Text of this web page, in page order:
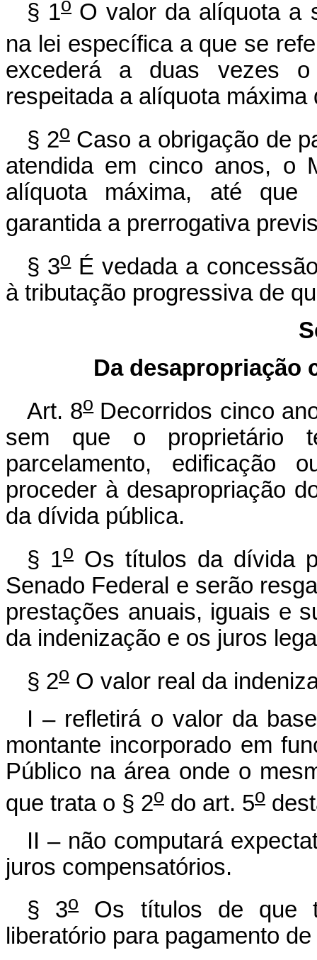
§ 1o O valor da alíquota a
na lei específica a que se
excederá a duas vezes
respeitada a alíquota
§ 2o Caso a obrigação de
atendida em cinco anos, o
alíquota máxima, até que
garantida a prerrogativa
§ 3o É vedada a
à tributação progressiva de
Da desapropriação
Art. 8o Decorridos cinco
sem que o proprietário
parcelamento, edificação
proceder à desapropriação
da dívida pública.
§ 1o Os títulos da dívida
Senado Federal e serão
prestações anuais, iguais e
da indenização e os juros
§ 2o O valor real da
I – refletirá o valor da
montante incorporado em
Público na área onde o
que trata o § 2o do art. 5o
II – não computará
juros compensatórios.
§ 3oOs títulos de que
liberatório para pagamento